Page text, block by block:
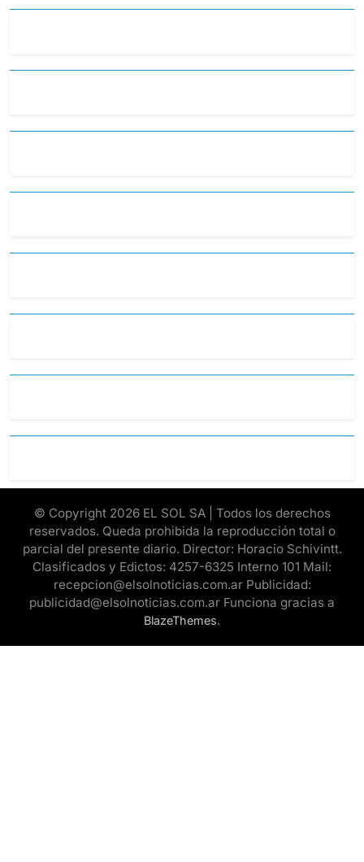
© Copyright 2026 EL SOL SA | Todos los derechos
reservados. Queda prohibida la reproducción total o
parcial del presente diario. Director: Horacio Schivintt.
Clasificados y Edictos: 4257-6325 Interno 101 Mail:
recepcion@elsolnoticias.com.ar Publicidad:
publicidad@elsolnoticias.com.ar Funciona gracias a
BlazeThemes.